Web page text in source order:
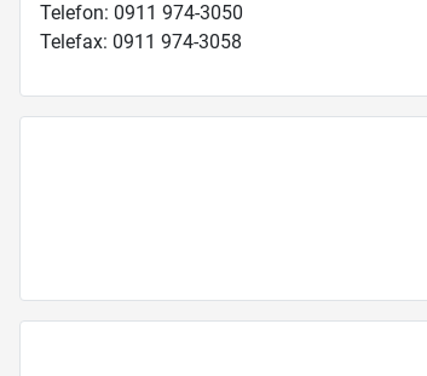
Telefon: 0911 974-3050
Telefax: 0911 974-3058